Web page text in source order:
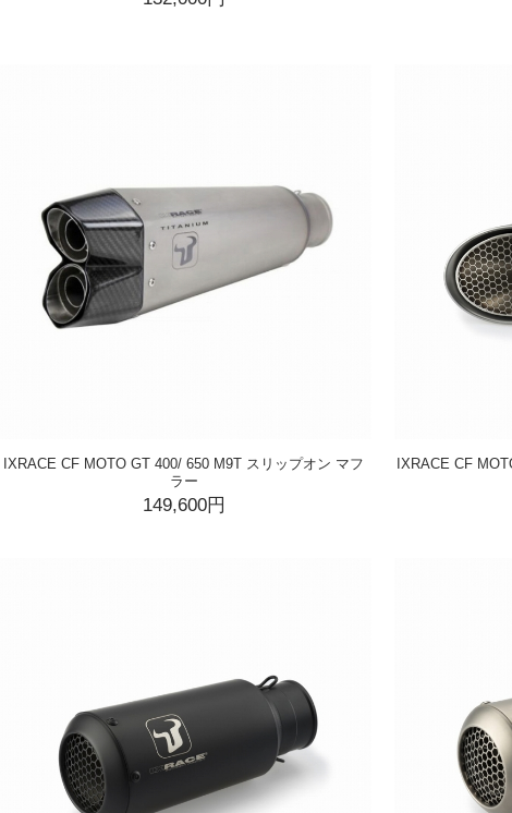
IXRACE CF MOTO GT 400/ 650 M9T スリップオン マフ
ラー
149,600円
IXRACE CF